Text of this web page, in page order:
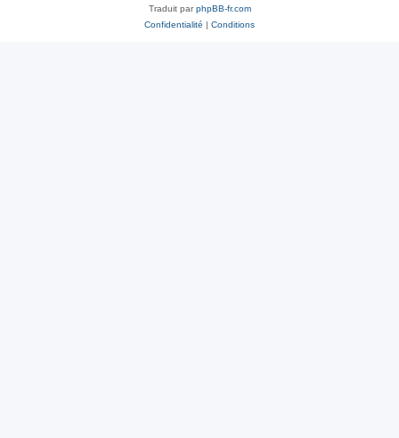
Traduit parphpBB-fr.com
Confidentialité | Conditions